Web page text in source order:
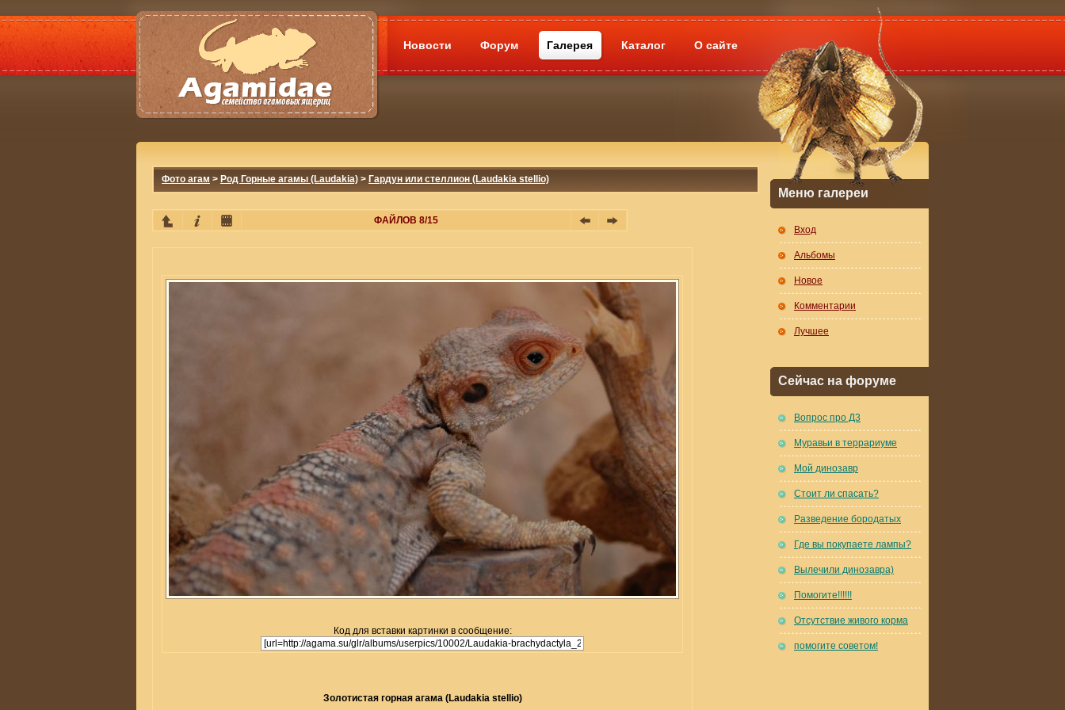
Новости Форум Галерея Каталог О сайте
Фото агам > Род Горные агамы (Laudakia) > Гардун или стеллион (Laudakia stellio)
ФАЙЛОВ 8/15
Код для вставки картинки в сообщение:
Золотистая горная агама (Laudakia stellio)
Меню галереи
Вход
Альбомы
Новое
Комментарии
Лучшее
Сейчас на форуме
Вопрос про Д3
Муравьи в террариуме
Мой динозавр
Стоит ли спасать?
Разведение бородатых
Где вы покупаете лампы?
Вылечили динозавра)
Помогите!!!!!!
Отсутствие живого корма
помогите советом!